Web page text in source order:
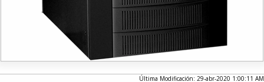
Última Modificación: 29-abr-2020 1:00:11 AM